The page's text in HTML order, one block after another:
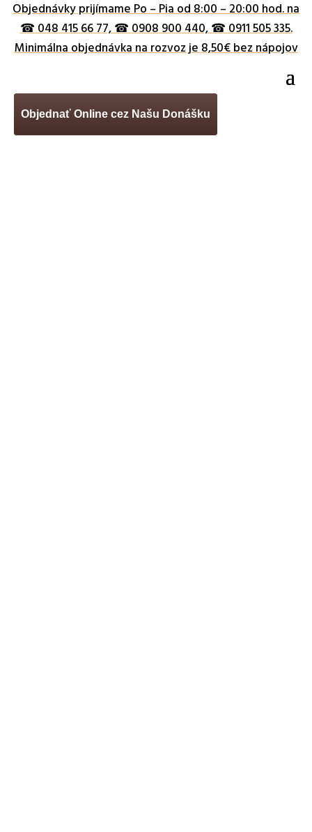
Objednávky prijímame Po – Pia od 8:00 – 20:00 hod. na
☎ 048 415 66 77, ☎ 0908 900 440, ☎ 0911 505 335.
Minimálna objednávka na rozvoz je 8,50€ bez nápojov
Objednať Online cez Našu Donášku